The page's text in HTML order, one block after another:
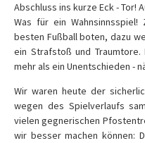
Abschluss ins kurze Eck - Tor!
Was für ein
besten Fußball boten, dazu
ein Strafstoß und
mehr als ein Unentschieden -
Wir waren heute der
wegen des Spielverlaufs
vielen gegnerischen
wir besser machen können: